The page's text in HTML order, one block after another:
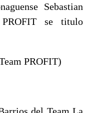
Sebastian
se titulo
PROFIT)